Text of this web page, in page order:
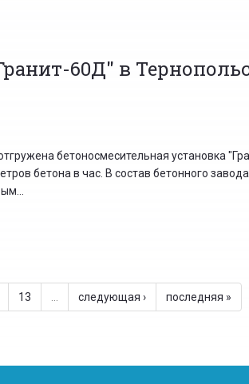
60Д" в
бетоносмесительная установка
бетона в час. В состав бетонного
13 следующая › последняя »